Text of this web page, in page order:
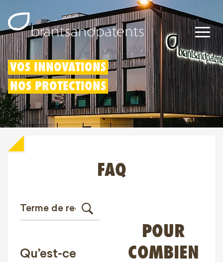
Brevets
Marques
Modèles
Contact
VOS INNOVATIONS
NOS PROTECTIONS
FAQ
Qu’est-ce
POUR
COMBIEN